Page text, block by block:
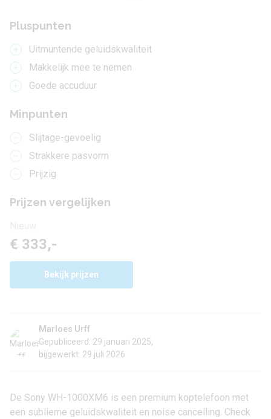
Pluspunten
Uitmuntende geluidskwaliteit
Makkelijk mee te nemen
Goede accuduur
Minpunten
Slijtage-gevoelig
Strakkere pasvorm
Prijzig
Prijzen vergelijken
€ 333,-
Bekijk prijzen
Marloes Urff
Gepubliceerd: 29 januari 2025,
bijgewerkt: 29 juli 2026
De Sony WH-1000XM6 is een premium koptelefoon met
een sublieme geluidskwaliteit en noise cancelling. Check